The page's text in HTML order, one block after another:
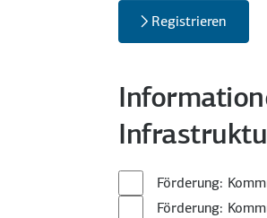
Registrieren
Förderung:
Förderung: